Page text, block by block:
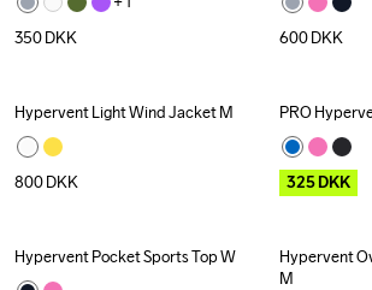
350DKK 600DKK
Hypervent Light Wind Jacket M
800DKK
Outlet
PRO
325DKK
Hypervent Pocket Sports Top W
Hypervent
M